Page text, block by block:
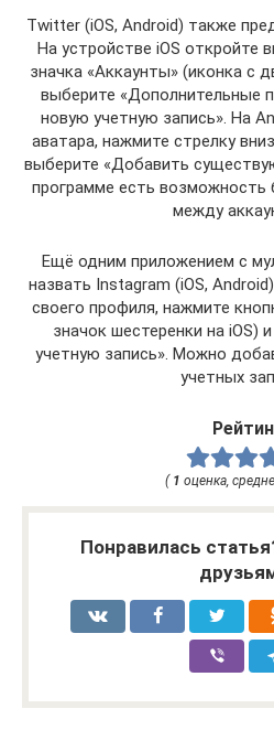
Twitter (iOS, Android) также
На устройстве iOS откройте
значка «Аккаунты» (иконка с
выберите «Дополнительные
новую учетную запись». На
аватара, нажмите стрелку
выберите «Добавить
программе есть возможность
между
Ещё одним приложением с
назвать Instagram (iOS,
своего профиля, нажмите
значок шестеренки на iOS)
учетную запись». Можно
учетных
( 1 оценка,
Понравилась